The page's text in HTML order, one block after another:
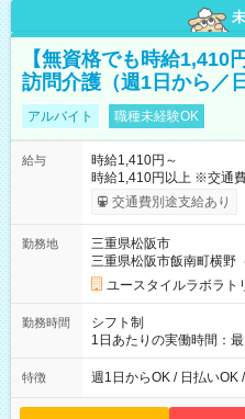
【無資格でも時給1,410
訪問介護（週1日から／
アルバイト 職種未経験OK
給与
時給1,410円～
時給1,410円以上 ※交通
考慮して決定します 【収入例】 週1回勤務の場合：1,410円×8時
間×4回=4万5,120円 週3回勤務の場合：1,410円×8時間×12回
5,600円 【試用期間】試用期間あり 試用期間の長さ：2ヶ月
※ 雇用形態と給与に、本
形態：本採用時と同じで
交通費別途支給あり
勤務地
三重県松阪市
三重県松阪市飯南町横野
ユースタイルラボラト
勤務時間
シフト制
1日あたりの実働時間：
の間で8時間勤務（休憩時間は法定通
なし ＊＊ 勤務時間例 ＊＊ ■8時から17時 ■9時から18時 ■10
定（毎週同じ曜日勤務）
特徴 週1日からOK / 日払いOK